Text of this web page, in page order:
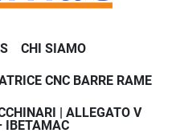
48 ore
italiano.
CHI SIAMO
CNC BARRE RAME
| ALLEGATO V
IBETAMAC